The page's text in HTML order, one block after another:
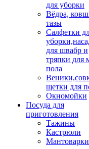
для уборки
Вёдра,
тазы
Салфетки
для швабр и
тряпки для
пола
щетки для
Окномойки
Посуда для
приготовления
Тажины
Кастрюли